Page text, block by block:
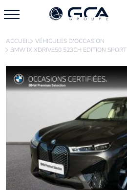
ACCUEIL VÉHICULES D'OCCASION
BMW IX XDRIVE50 523CH EDITION SPORT